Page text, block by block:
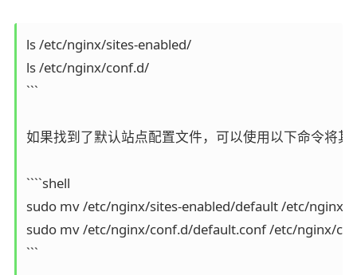
ls /etc/nginx/sites-enabled/
ls /etc/nginx/conf.d/
```
如果找到了默认站点配置文件，可以使用以下命令将
````shell
sudo mv /etc/nginx/sites-enabled/default /etc/nginx/
sudo mv /etc/nginx/conf.d/default.conf /etc/nginx/
```